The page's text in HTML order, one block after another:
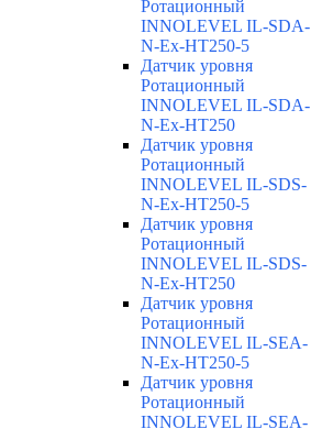
Ротационный
INNOLEVEL IL-SDA-
N-Ex-HT250-5
Датчик уровня
Ротационный
INNOLEVEL IL-SDA-
N-Ex-HT250
Датчик уровня
Ротационный
INNOLEVEL IL-SDS-
N-Ex-HT250-5
Датчик уровня
Ротационный
INNOLEVEL IL-SDS-
N-Ex-HT250
Датчик уровня
Ротационный
INNOLEVEL IL-SEA-
N-Ex-HT250-5
Датчик уровня
Ротационный
INNOLEVEL IL-SEA-